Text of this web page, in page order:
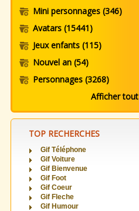
Mini personnages (346)
Avatars (15441)
Jeux enfants (115)
Nouvel an (54)
Personnages (3268)
Afficher tout
TOP RECHERCHES
Gif Téléphone
Gif Voiture
Gif Bienvenue
Gif Foot
Gif Coeur
Gif Fleche
Gif Humour